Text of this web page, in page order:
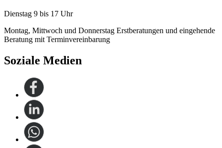
Dienstag 9 bis 17 Uhr
Montag, Mittwoch und Donnerstag Erstberatungen und eingehende
Beratung mit Terminvereinbarung
Soziale Medien